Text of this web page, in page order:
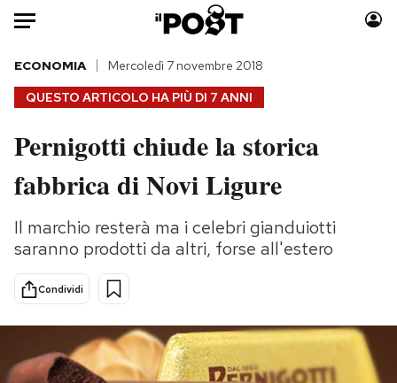
Auto
HOME
Italia
Politica
Tecnologia
Internet
Scienza
Cultura
Economia
Sport
Moda
Consumismi
Storie/Idee
Ok Boomer!
Altrecose
QUESTO ARTICOLO HA PIÙ DI 7 ANNI
ECONOMIA Mercoledì 7 novembre 2018
Pernigotti chiude la storica
fabbrica di Novi Ligure
Il marchio resterà ma i celebri gianduiotti
saranno prodotti da altri, forse all'estero
Condividi